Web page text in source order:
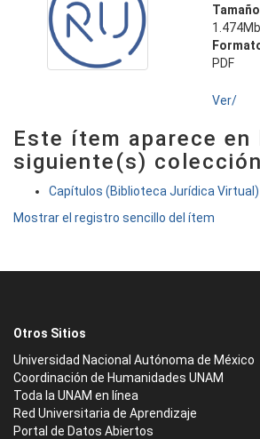
1.474Mb
PDF
Ver/
Este ítem aparece en
siguiente(s)
Capítulos (Biblioteca Jurídica Virtual)
Mostrar el registro sencillo del ítem
Otros Sitios
Universidad Nacional Autónoma de México
Coordinación de Humanidades UNAM
Toda la UNAM en línea
Red Universitaria de Aprendizaje
Portal de Datos Abiertos